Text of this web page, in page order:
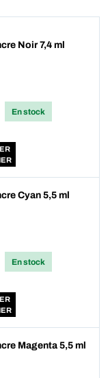
Noir 7,4 ml
En stock
Cyan 5,5 ml
En stock
Magenta 5,5 ml